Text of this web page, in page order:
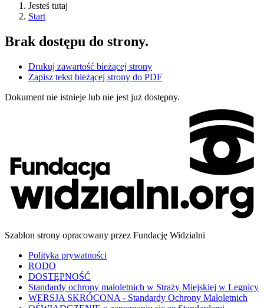
Jesteś tutaj
Start
Brak dostępu do strony.
Drukuj zawartość bieżącej strony
Zapisz tekst bieżącej strony do PDF
Dokument nie istnieje lub nie jest już dostępny.
Szablon strony opracowany przez Fundację Widzialni
Polityka prywatności
RODO
DOSTĘPNOŚĆ
Standardy ochrony małoletnich w Straży Miejskiej w Legnicy
WERSJA SKRÓCONA - Standardy Ochrony Małoletnich